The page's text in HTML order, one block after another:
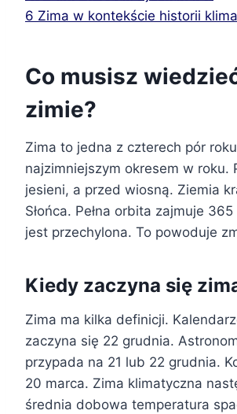
6 Zima w kontekście historii
Co musisz
zimie?
Zima to jedna z czterech pór
najzimniejszym okresem w roku.
jesieni, a przed wiosną. Ziemia
Słońca. Pełna orbita zajmuje
jest przechylona. To powoduje
Kiedy zaczyna się
Zima ma kilka definicji.
zaczyna się 22 grudnia.
przypada na 21 lub 22 grudnia.
20 marca. Zima klimatyczna
średnia dobowa temperatura